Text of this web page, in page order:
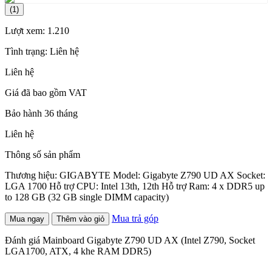
(1)
Lượt xem: 1.210
Tình trạng: Liên hệ
Liên hệ
Giá đã bao gồm VAT
Bảo hành 36 tháng
Liên hệ
Thông số sản phẩm
Thương hiệu: GIGABYTE Model: Gigabyte Z790 UD AX Socket:
LGA 1700 Hỗ trợ CPU: Intel 13th, 12th Hỗ trợ Ram: 4 x DDR5 up
to 128 GB (32 GB single DIMM capacity)
Mua ngay Thêm vào giỏ Mua trả góp
Đánh giá Mainboard Gigabyte Z790 UD AX (Intel Z790, Socket
LGA1700, ATX, 4 khe RAM DDR5)